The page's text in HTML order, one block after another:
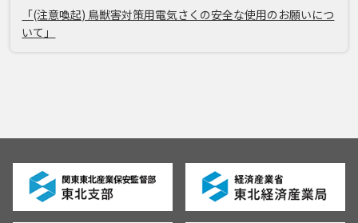
「(注意喚起) 鳥獣害対策用電気さくの安全な使用のお願いにつ
いて」